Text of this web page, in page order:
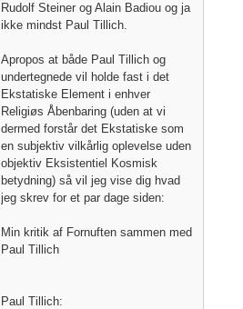
Rudolf Steiner og Alain Badiou og ja
ikke mindst Paul Tillich.
Apropos at både Paul Tillich og
undertegnede vil holde fast i det
Ekstatiske Element i enhver
Religiøs Åbenbaring (uden at vi
dermed forstår det Ekstatiske som
en subjektiv vilkårlig oplevelse uden
objektiv Eksistentiel Kosmisk
betydning) så vil jeg vise dig hvad
jeg skrev for et par dage siden:
Min kritik af Fornuften sammen med
Paul Tillich
Paul Tillich: